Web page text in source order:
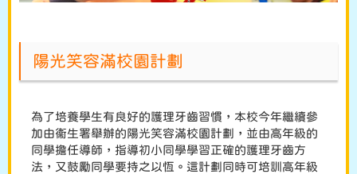
陽光笑容滿校園計劃
為了培養學生有良好的護理牙齒習慣，本校今年繼續參
加由衞生署舉辦的陽光笑容滿校園計劃，並由高年級的
同學擔任導師，指導初小同學學習正確的護理牙齒方
法，又鼓勵同學要持之以恆。這計劃同時可培訓高年級